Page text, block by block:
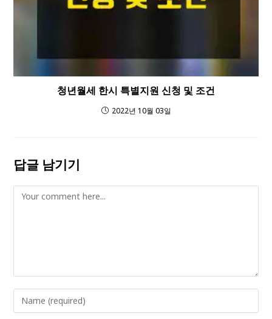
청년월세 한시 특별지원 신청 및 조건
2022년 10월 03일
답글 남기기
Comment
Enter
your